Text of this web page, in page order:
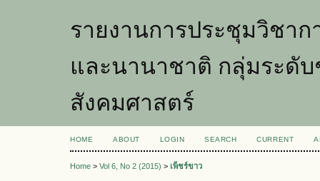
รายงานการประชุมวิชา
และนานาชาติ กลุ่มระดั
สังคมศาสตร์
HOME ABOUT LOGIN SEARCH CURRENT
Home > Vol 6, No 2 (2015) > เพ็ชร์ขาว